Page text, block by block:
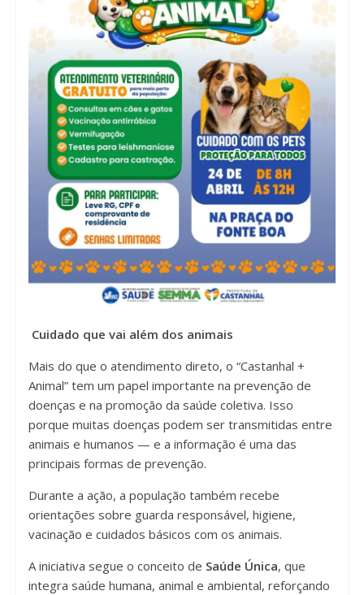
Cuidado que vai além dos animais
Mais do que o atendimento direto, o “Castanhal +
Animal” tem um papel importante na prevenção de
doenças e na promoção da saúde coletiva. Isso
porque muitas doenças podem ser transmitidas entre
animais e humanos — e a informação é uma das
principais formas de prevenção.
Durante a ação, a população também recebe
orientações sobre guarda responsável, higiene,
vacinação e cuidados básicos com os animais.
A iniciativa segue o conceito de Saúde Única, que
integra saúde humana, animal e ambiental, reforçando